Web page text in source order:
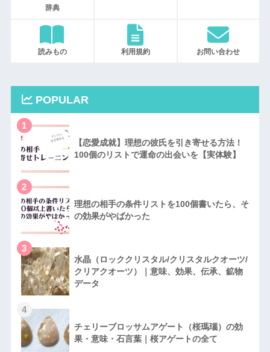
辞典
読みもの 利用規約 お問い合わせ
POPULAR
1
【恋愛成就】理想の彼氏を引き寄せる方法！
100個のリストで運命の出会いを【実体験】
2
理想の相手の条件リストを100個書いたら、そ
の効果がやばかった
3
水晶（ロッククリスタル/クリスタルクオーツ/
クリアクオーツ）｜意味、効果、伝承、鉱物
データ
4
チェリーブロッサムアゲート（桜瑪瑙）の効
果・意味・石言葉｜桜アゲートの全て